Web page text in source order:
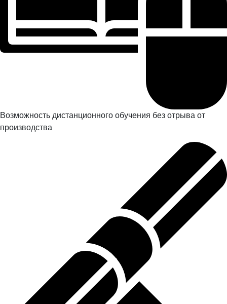
Возможность дистанционного обучения без отрыва от
производства